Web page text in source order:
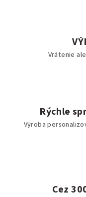
Vrátenie
Rýchle
Výroba
Cez